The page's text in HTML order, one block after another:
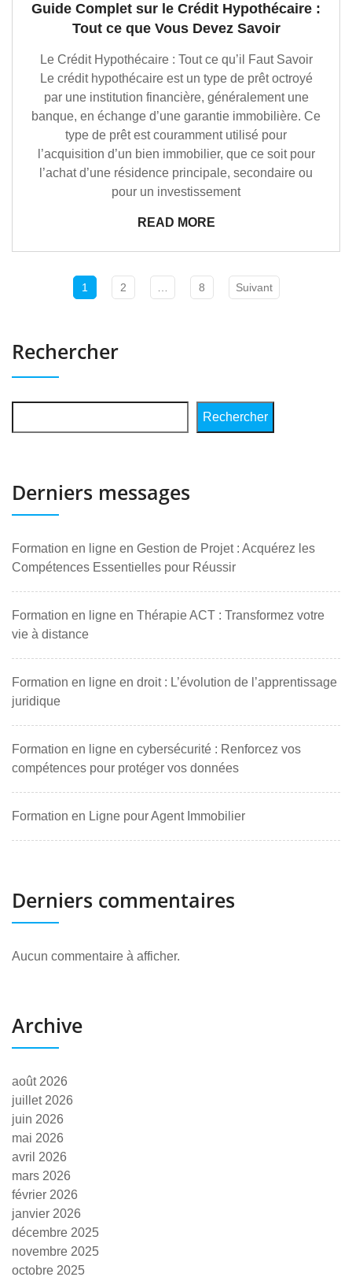
Guide Complet sur le Crédit Hypothécaire :
Tout ce que Vous Devez Savoir
Le Crédit Hypothécaire : Tout ce qu’il Faut Savoir
Le crédit hypothécaire est un type de prêt octroyé
par une institution financière, généralement une
banque, en échange d’une garantie immobilière. Ce
type de prêt est couramment utilisé pour
l’acquisition d’un bien immobilier, que ce soit pour
l’achat d’une résidence principale, secondaire ou
pour un investissement
READ MORE
1 2 … 8 Suivant
Rechercher
Rechercher
Derniers messages
Formation en ligne en Gestion de Projet : Acquérez les
Compétences Essentielles pour Réussir
Formation en ligne en Thérapie ACT : Transformez votre
vie à distance
Formation en ligne en droit : L’évolution de l’apprentissage
juridique
Formation en ligne en cybersécurité : Renforcez vos
compétences pour protéger vos données
Formation en Ligne pour Agent Immobilier
Derniers commentaires
Aucun commentaire à afficher.
Archive
août 2026
juillet 2026
juin 2026
mai 2026
avril 2026
mars 2026
février 2026
janvier 2026
décembre 2025
novembre 2025
octobre 2025